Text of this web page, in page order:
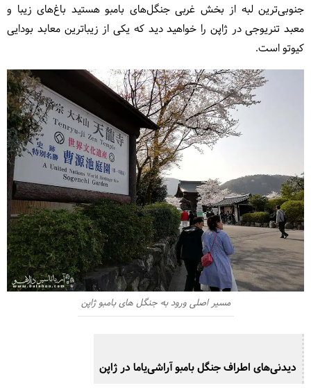
جنوبی‌ترین لبه از بخش غربی جنگل‌های بامبو هستید باغ‌های زیبا و
معبد تنریوجیدر ژاپن را خواهید دید که یکی از زیباترین معابد بودایی
کیوتو است.
مسیر اصلی ورود به جنگل های بامبو ژاپن
دیدنی‌های اطراف جنگل بامبو آراشی‌یاما در ژاپن